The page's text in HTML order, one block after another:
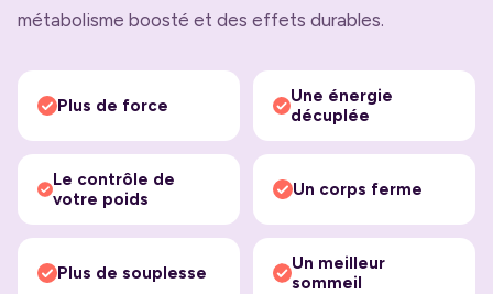
métabolisme boosté et des effets durables.
Plus de force
Une énergie
décuplée
Le contrôle de
votre poids
Un corps ferme
Plus de souplesse
Un meilleur
sommeil